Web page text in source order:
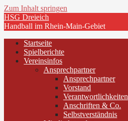
Zum Inhalt springen
HSG Dreieich
Handball im Rhein-Main-Gebiet
Startseite
Spielberichte
Vereinsinfos
Ansprechpartner
Ansprechpartner
Vorstand
Verantwortlichkeiten
Anschriften & Co.
Selbstverständnis